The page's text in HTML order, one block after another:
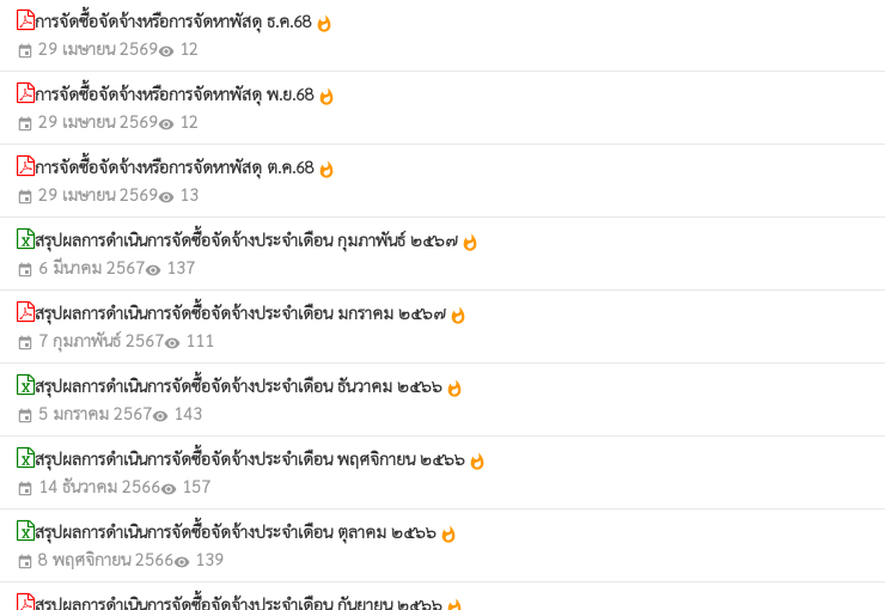
การจัดซื้อจัดจ้างหรือการจัดหาพัสดุ ธ.ค.68 whatshot
event 29 เมษายน 2569visibility 12
การจัดซื้อจัดจ้างหรือการจัดหาพัสดุ พ.ย.68 whatshot
event 29 เมษายน 2569visibility 12
การจัดซื้อจัดจ้างหรือการจัดหาพัสดุ ต.ค.68 whatshot
event 29 เมษายน 2569visibility 13
สรุปผลการดำเนินการจัดซื้อจัดจ้างประจำเดือน กุมภาพันธ์ ๒๕๖๗ whatshot
event 6 มีนาคม 2567visibility 137
สรุปผลการดำเนินการจัดซื้อจัดจ้างประจำเดือน มกราคม ๒๕๖๗ whatshot
event 7 กุมภาพันธ์ 2567visibility 111
สรุปผลการดำเนินการจัดซื้อจัดจ้างประจำเดือน ธันวาคม ๒๕๖๖ whatshot
event 5 มกราคม 2567visibility 143
สรุปผลการดำเนินการจัดซื้อจัดจ้างประจำเดือน พฤศจิกายน ๒๕๖๖ whatshot
event 14 ธันวาคม 2566visibility 157
สรุปผลการดำเนินการจัดซื้อจัดจ้างประจำเดือน ตุลาคม ๒๕๖๖ whatshot
event 8 พฤศจิกายน 2566visibility 139
สรุปผลการดำเนินการจัดซื้อจัดจ้างประจำเดือน กันยายน ๒๕๖๖